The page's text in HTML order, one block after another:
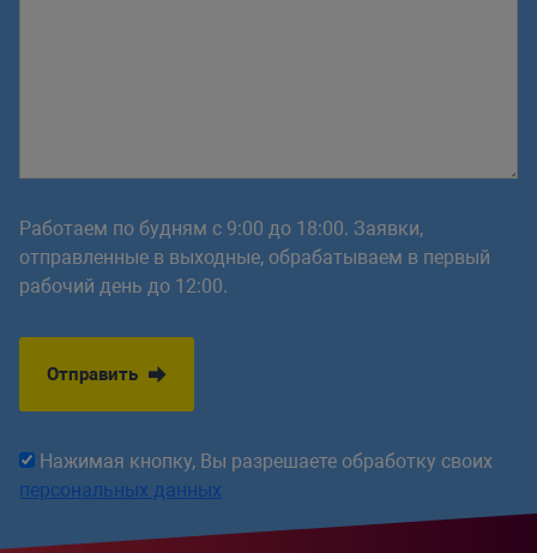
Работаем по будням с 9:00 до 18:00. Заявки,
отправленные в выходные, обрабатываем в первый
рабочий день до 12:00.
Отправить
Нажимая кнопку, Вы разрешаете обработку своих
персональных данных